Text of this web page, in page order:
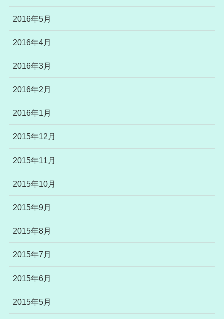
2016年5月
2016年4月
2016年3月
2016年2月
2016年1月
2015年12月
2015年11月
2015年10月
2015年9月
2015年8月
2015年7月
2015年6月
2015年5月